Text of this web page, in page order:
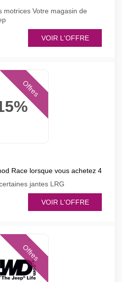
motrices Votre magasin de
VOIR L'OFFRE
Offres
Race lorsque vous achetez 4
jantes LRG
VOIR L'OFFRE
Offres